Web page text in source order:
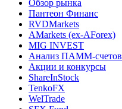
Обзор рынка
Пантеон Финанс
RVDMarkets
AMarkets (ex-AForex)
MIG INVEST
Анализ ПАММ-счетов
Акции и конкурсы
ShareInStock
TenkoFX
WelTrade